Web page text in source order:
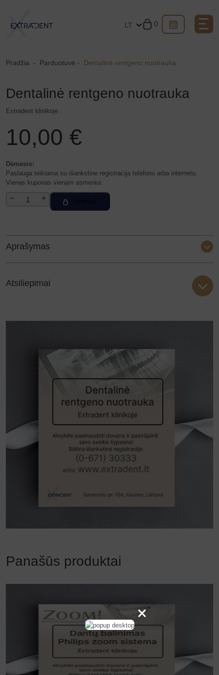
LT 0
Pradžia - Parduotuvė - Dentalinė rentgeno nuotrauka
Dentalinė rentgeno nuotrauka
Extradent klinikoje
10,00 €
Dėmesio:
Paslauga teikiama su išankstine registracija telefonu arba internetu.
Vienas kuponas vienam asmeniui.
produkto
nuotrauka
Į krepšelį
Aprašymas
Atsiliepimai
Panašūs produktai